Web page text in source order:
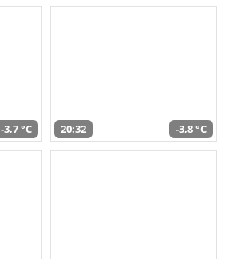
-3,7 °C 20:32 -3,8 °C